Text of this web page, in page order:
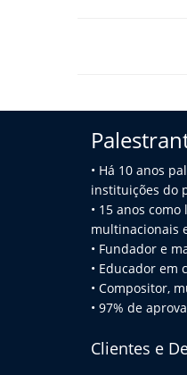
• Há 10 anos
instituições do
• 15 anos
multinacionais
• Fundador e
• Educador em
• Compositor,
• 97% de
Clientes e